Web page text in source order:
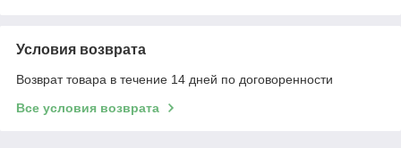
Условия возврата
Возврат товара в течение 14 дней по договоренности
Все условия возврата